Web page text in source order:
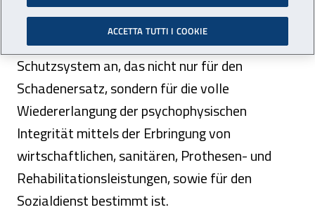
Inail bietet den verunfallten oder berufskranken
Arbeitnehmern ein globales und integriertes
Schutzsystem an, das nicht nur für den
Schadenersatz, sondern für die volle
Wiedererlangung der psychophysischen
Integrität mittels der Erbringung von
wirtschaftlichen, sanitären, Prothesen- und
Rehabilitationsleistungen, sowie für den
Sozialdienst bestimmt ist.
ACCETTA TUTTI I COOKIE